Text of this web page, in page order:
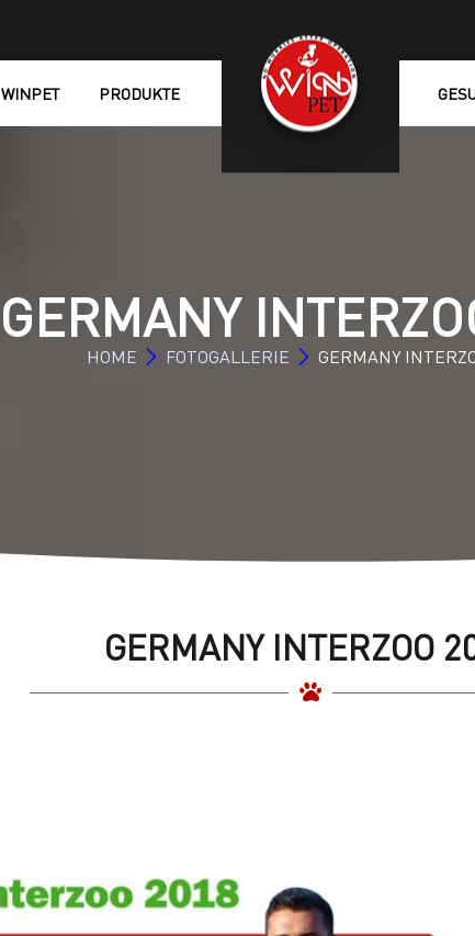
WINPET PRODUKTE
GERMANY
HOME FOTOGALLERIE GERMANY
GERMANY INTERZOO